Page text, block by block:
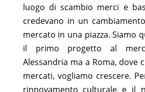
luogo di scambio merci e
credevano in un
mercato in una piazza. Siamo
il primo progetto al
Alessandria ma a Roma, dove
mercati, vogliamo crescere.
rinnovamento culturale e il